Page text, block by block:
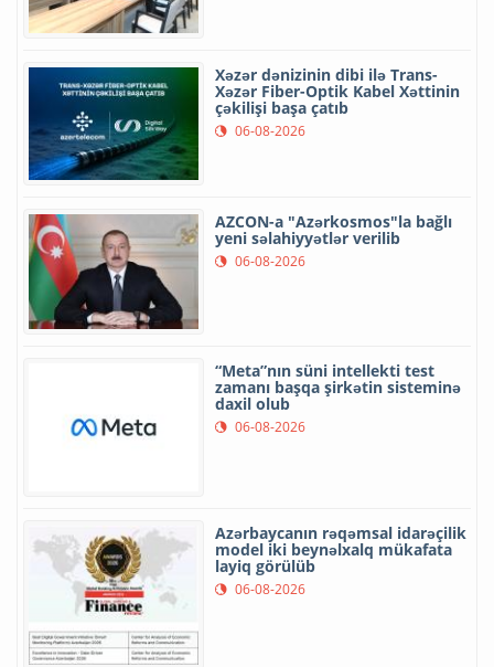
Xəzər dənizinin dibi ilə Trans-
Xəzər Fiber-Optik Kabel Xəttinin
çəkilişi başa çatıb
06-08-2026
AZCON-a "Azərkosmos"la bağlı
yeni səlahiyyətlər verilib
06-08-2026
“Meta”nın süni intellekti test
zamanı başqa şirkətin sisteminə
daxil olub
06-08-2026
Azərbaycanın rəqəmsal idarəçilik
model iki beynəlxalq mükafata
layiq görülüb
06-08-2026